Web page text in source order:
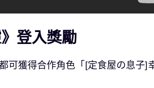
登入獎勵
可獲得合作角色「[定食屋の息子]